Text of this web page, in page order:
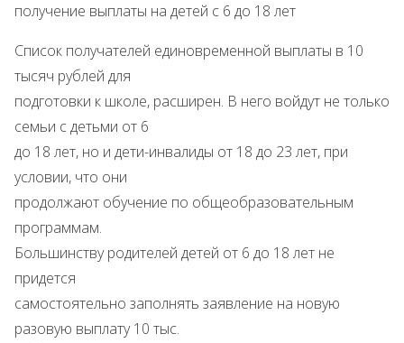
получение выплаты на детей с 6 до 18 лет
Список получателей единовременной выплаты в 10
тысяч рублей для
подготовки к школе, расширен. В него войдут не только
семьи с детьми от 6
до 18 лет, но и дети-инвалиды от 18 до 23 лет, при
условии, что они
продолжают обучение по общеобразовательным
программам.
Большинству родителей детей от 6 до 18 лет не
придется
самостоятельно заполнять заявление на новую
разовую выплату 10 тыс.